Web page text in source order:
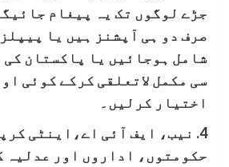
جڑے لوگوں تک یہ پیغام
صرف دو ہی آپشنز ہیں یا
شامل ہوجائیں یا پاکستان
سی مکمل لاتعلقی کرکے کوئی
اختیار کرلیں۔
4. نیب، ایف آئی اے،اینٹی
حکومتوں، اداروں اور عدلیہ